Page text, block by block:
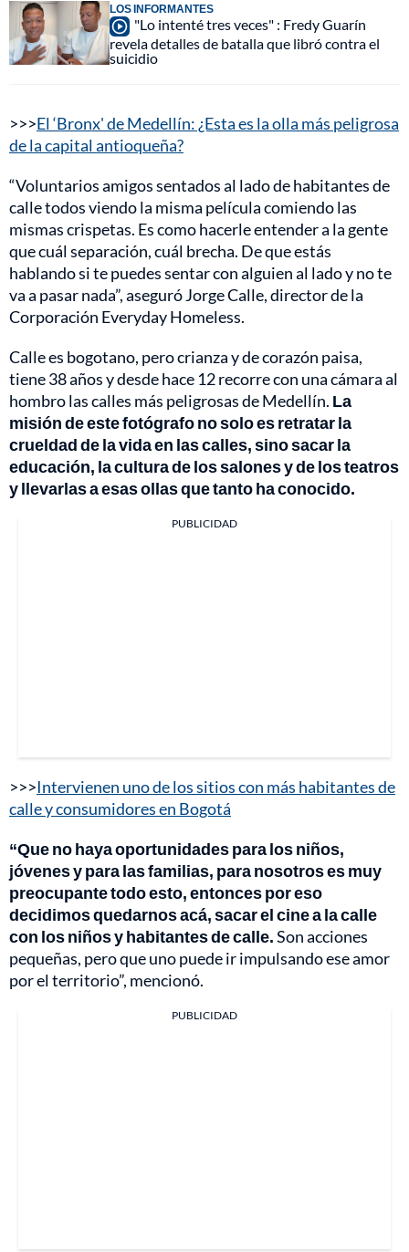
LOS INFORMANTES
"Lo intenté tres veces" : Fredy Guarín
revela detalles de batalla que libró contra el
suicidio
>>>El ‘Bronx' de Medellín: ¿Esta es la olla más peligrosa
de la capital antioqueña?
“Voluntarios amigos sentados al lado de habitantes de
calle todos viendo la misma película comiendo las
mismas crispetas. Es como hacerle entender a la gente
que cuál separación, cuál brecha. De que estás
hablando si te puedes sentar con alguien al lado y no te
va a pasar nada”, aseguró Jorge Calle, director de la
Corporación Everyday Homeless.
Calle es bogotano, pero crianza y de corazón paisa,
tiene 38 años y desde hace 12 recorre con una cámara al
hombro las calles más peligrosas de Medellín. La
misión de este fotógrafo no solo es retratar la
crueldad de la vida en las calles, sino sacar la
educación, la cultura de los salones y de los teatros
y llevarlas a esas ollas que tanto ha conocido.
PUBLICIDAD
>>>Intervienen uno de los sitios con más habitantes de
calle y consumidores en Bogotá
“Que no haya oportunidades para los niños,
jóvenes y para las familias, para nosotros es muy
preocupante todo esto, entonces por eso
decidimos quedarnos acá, sacar el cine a la calle
con los niños y habitantes de calle.Son acciones
pequeñas, pero que uno puede ir impulsando ese amor
por el territorio”, mencionó.
PUBLICIDAD